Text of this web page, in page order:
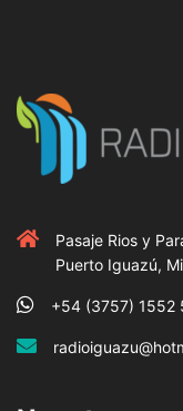
Pasaje Rios y
Puerto Iguazú,
+54 (3757) 1552